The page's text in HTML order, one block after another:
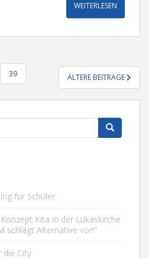
WEITERLESEN
39 ÄLTERE BEITRÄGE
für Schüler
Kita in der Lukaskirche
schlägt Alternative vor!“
die City